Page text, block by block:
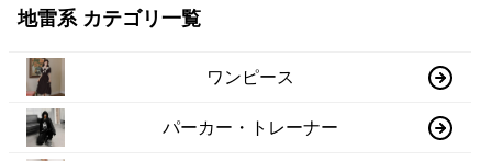
地雷系 カテゴリ一覧
ワンピース
パーカー・トレーナー